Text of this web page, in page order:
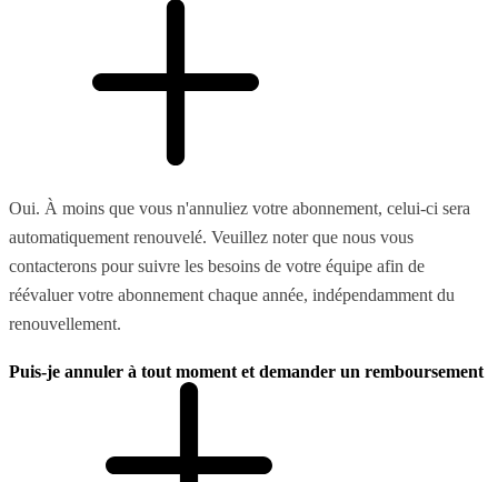
Oui. À moins que vous n'annuliez votre abonnement, celui-ci sera
automatiquement renouvelé. Veuillez noter que nous vous
contacterons pour suivre les besoins de votre équipe afin de
réévaluer votre abonnement chaque année, indépendamment du
renouvellement.
Puis-je annuler à tout moment et demander un remboursement